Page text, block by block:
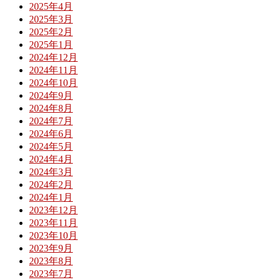
2025年4月
2025年3月
2025年2月
2025年1月
2024年12月
2024年11月
2024年10月
2024年9月
2024年8月
2024年7月
2024年6月
2024年5月
2024年4月
2024年3月
2024年2月
2024年1月
2023年12月
2023年11月
2023年10月
2023年9月
2023年8月
2023年7月